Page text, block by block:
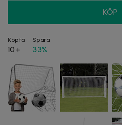
KÖP
Köpta
10+
Spara
33%